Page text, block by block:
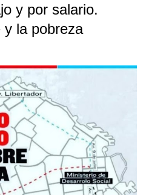
y por salario.
y la pobreza